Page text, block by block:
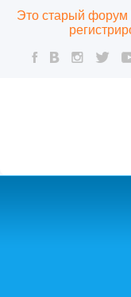
Это старый форум